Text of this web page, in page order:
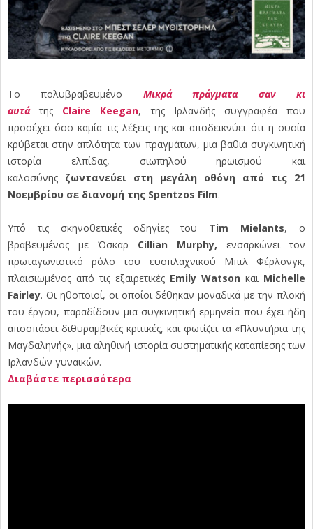
Το πολυβραβευμένο Μικρά πράγματα σαν κι
αυτάτης Claire Keegan, της Ιρλανδής συγγραφέα που
προσέχει όσο καμία τις λέξεις της και αποδεικνύει ότι η ουσία
κρύβεται στην απλότητα των πραγμάτων, μια βαθιά συγκινητική
ιστορία ελπίδας, σιωπηλού ηρωισμού και
καλοσύνης ζωντανεύει στη μεγάλη οθόνη
από τις 21
Νοεμβρίου σε διανομή της Spentzos Film.
Yπό τις σκηνοθετικές οδηγίες του Tim Mielants, ο
βραβευμένος με Όσκαρ Cillian Murphy, ενσαρκώνει τον
πρωταγωνιστικό ρόλο του ευσπλαχνικού Μπιλ Φέρλονγκ,
πλαισιωμένος από τις εξαιρετικές Emily Watson και Michelle
Fairley. Οι ηθοποιοί, οι οποίοι δέθηκαν μοναδικά με την πλοκή
του έργου, παραδίδουν μια συγκινητική ερμηνεία που έχει ήδη
αποσπάσει διθυραμβικές κριτικές, και φωτίζει τα «Πλυντήρια της
Μαγδαληνής», μια αληθινή ιστορία συστηματικής καταπίεσης των
Ιρλανδών γυναικών.
Διαβάστε περισσότερα